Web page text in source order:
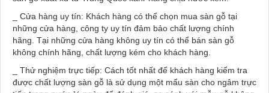
_ Cửa hàng uy tín: Khách hàng có thể chọn mua sàn gỗ tại
những cửa hàng, công ty uy tín đảm bảo chất lượng chính
hãng. Tại những cửa hàng không uy tín có thể bán sàn gỗ
không chính hãng, chất lượng kém cho khách hàng.
_ Thử nghiệm trực tiếp: Cách tốt nhất để khách hàng kiểm tra
được chất lượng sàn gỗ là sử dụng một mẩu sàn cho ngâm trực